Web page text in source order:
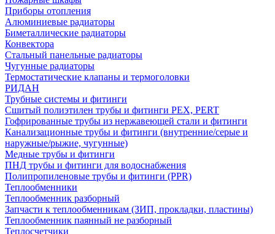
Приборы отопления
Алюминиевые радиаторы
Биметаллические радиаторы
Конвектора
Стальный панельные радиаторы
Чугунные радиаторы
Термостатические клапаны и термоголовки
РИДАН
Трубные системы и фитинги
Сшитый полиэтилен трубы и фитинги PEX, PERT
Гофрированные трубы из нержавеющей стали и фитинги
Канализационные трубы и фитинги (внутренние/серые и
наружные/рыжие, чугунные)
Медные трубы и фитинги
ПНД трубы и фитинги для водоснабжения
Полипропиленовые трубы и фитинги (PPR)
Теплообменники
Теплообменник разборный
Запчасти к теплообменникам (ЗИП, прокладки, пластины)
Теплообменник паянный не разборный
Теплосчетчики